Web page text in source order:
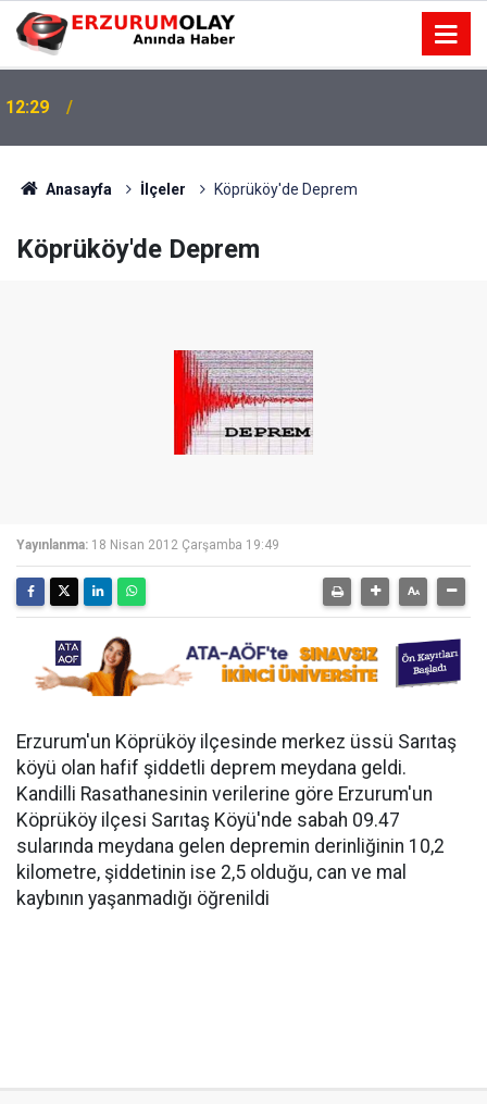
12:29
Anasayfa İlçeler Köprüköy'de Deprem
Köprüköy'de Deprem
Yayınlanma: 18 Nisan 2012 Çarşamba 19:49
Erzurum'un Köprüköy ilçesinde merkez üssü Sarıtaş
köyü olan hafif şiddetli deprem meydana geldi.
Kandilli Rasathanesinin verilerine göre Erzurum'un
Köprüköy ilçesi Sarıtaş Köyü'nde sabah 09.47
sularında meydana gelen depremin derinliğinin 10,2
kilometre, şiddetinin ise 2,5 olduğu, can ve mal
kaybının yaşanmadığı öğrenildi